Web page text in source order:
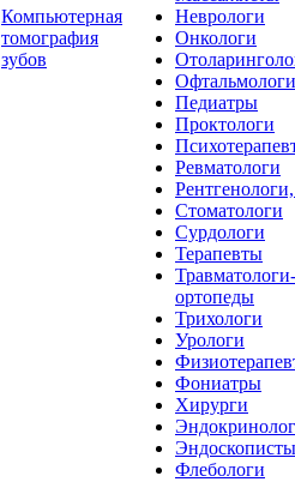
Компьютерная
томография
зубов
Неврологи
Онкологи
Офтальмологи
Педиатры
Проктологи
Ревматологи
Стоматологи
Сурдологи
Терапевты
Травматологи-
ортопеды
Трихологи
Урологи
Фониатры
Хирурги
Эндоскописты
Флебологи